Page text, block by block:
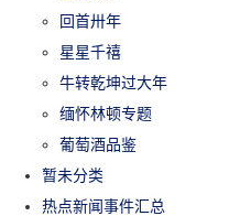
回首卅年
星星千禧
牛转乾坤过大年
缅怀林顿专题
葡萄酒品鉴
暂未分类
热点新闻事件汇总